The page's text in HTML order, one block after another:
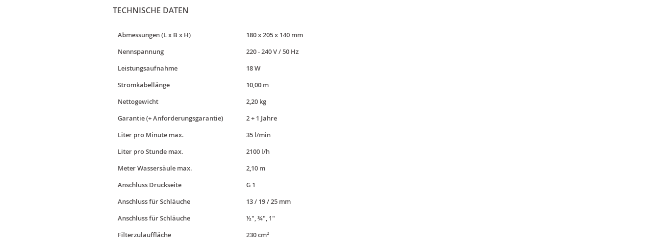
TECHNISCHE DATEN
Abmessungen (L x B x H)
180 x 205 x 140 mm
Nennspannung
220 - 240 V / 50 Hz
Leistungsaufnahme
18 W
Stromkabellänge
10,00 m
Nettogewicht
2,20 kg
Garantie (+ Anforderungsgarantie)
2 + 1 Jahre
Liter pro Minute max.
35 l/min
Liter pro Stunde max.
2100 l/h
Meter Wassersäule max.
2,10 m
Anschluss Druckseite
G 1
Anschluss für Schläuche
13 / 19 / 25 mm
Anschluss für Schläuche
½", ¾", 1"
Filterzulauffläche
230 cm2